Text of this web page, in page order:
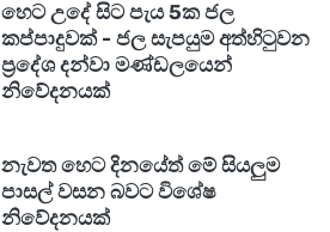
හෙට උදේ සිට පැය 5ක ජල
කප්පාදුවක් - ජල සැපයුම අත්හිටුවන
ප්‍රදේශ දන්වා මණ්ඩලයෙන්
නිවේදනයක්
නැවත හෙට දිනයේත් මේ සියලුම
පාසල් වසන බවට විශේෂ
නිවේදනයක්